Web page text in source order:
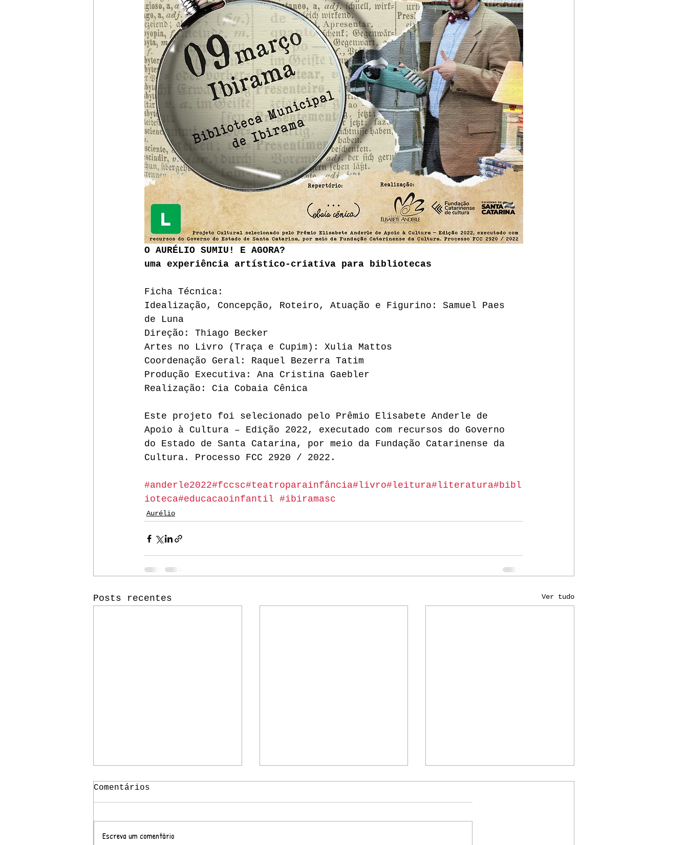
O AURÉLIO SUMIU! E AGORA?
uma experiência artístico-criativa para bibliotecas
Ficha Técnica:
Idealização, Concepção, Roteiro, Atuação e Figurino: Samuel Paes
de Luna
Direção: Thiago Becker
Artes no Livro (Traça e Cupim): Xulia Mattos
Coordenação Geral: Raquel Bezerra Tatim
Produção Executiva: Ana Cristina Gaebler
Realização: Cia Cobaia Cênica
Este projeto foi selecionado pelo Prêmio Elisabete Anderle de
Apoio à Cultura – Edição 2022, executado com recursos do Governo
do Estado de Santa Catarina, por meio da Fundação Catarinense da
Cultura. Processo FCC 2920 / 2022.
#anderle2022#fccsc#teatroparainfância#livro#leitura#literatura#bibl
ioteca#educacaoinfantil #ibiramasc
Aurélio
Posts recentes Ver tudo
Comentários
Escreva um comentário